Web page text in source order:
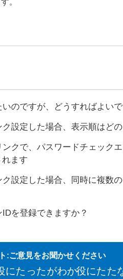
。
のですが、どうすればよいで
設定した場合、表示順はど
クで、パスワードチェック
ます
設定した場合、同時に複数
を登録できますか？
:ご意見をお聞かせください
にたったがわか役にたた